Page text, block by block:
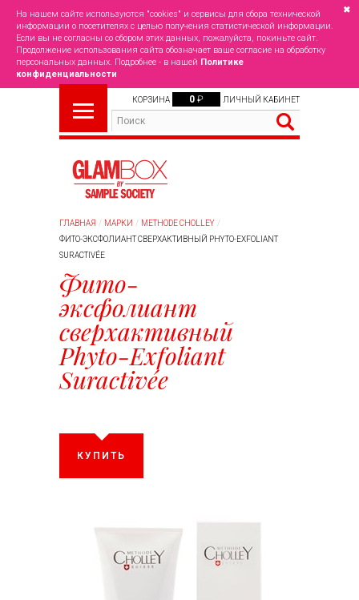
На нашем сайте используются "cookies" и сервисы для сбора технической
информации о посетителях с целью получения статистической информации.
Если вы не согласны со сбором этих данных, пожалуйста, покиньте сайт.
Продолжение использования сайта обозначает ваше согласие на обработку
персональных данных. Подробнее - в нашей Политике
конфиденциальности
✖
КОРЗИНА 0 ₽ ЛИЧНЫЙ КАБИНЕТ
ГЛАВНАЯ МАРКИ
METHODE CHOLLEY
ФИТО-ЭКСФОЛИАНТ СВЕРХАКТИВНЫЙ PHYTO-EXFOLIANT
SURACTIVÉE
Фито-
эксфолиант
сверхактивный
Phyto-Exfoliant
Suractivée
КУПИТЬ